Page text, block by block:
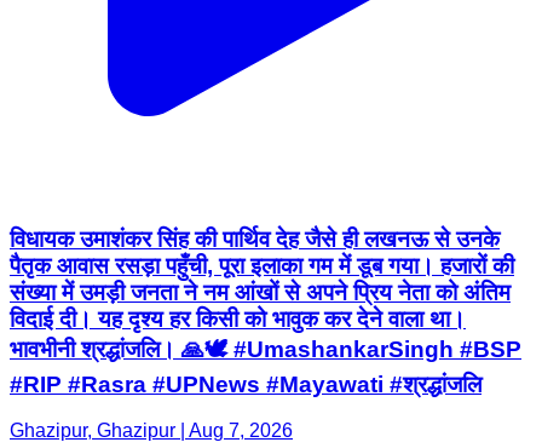
विधायक उमाशंकर सिंह की पार्थिव देह जैसे ही लखनऊ से उनके
पैतृक आवास रसड़ा पहुँची, पूरा इलाका गम में डूब गया। हजारों की
संख्या में उमड़ी जनता ने नम आंखों से अपने प्रिय नेता को अंतिम
विदाई दी। यह दृश्य हर किसी को भावुक कर देने वाला था।
भावभीनी श्रद्धांजलि। 🙏🕊️ #UmashankarSingh #BSP
#RIP #Rasra #UPNews #Mayawati #श्रद्धांजलि
Ghazipur, Ghazipur | Aug 7, 2026